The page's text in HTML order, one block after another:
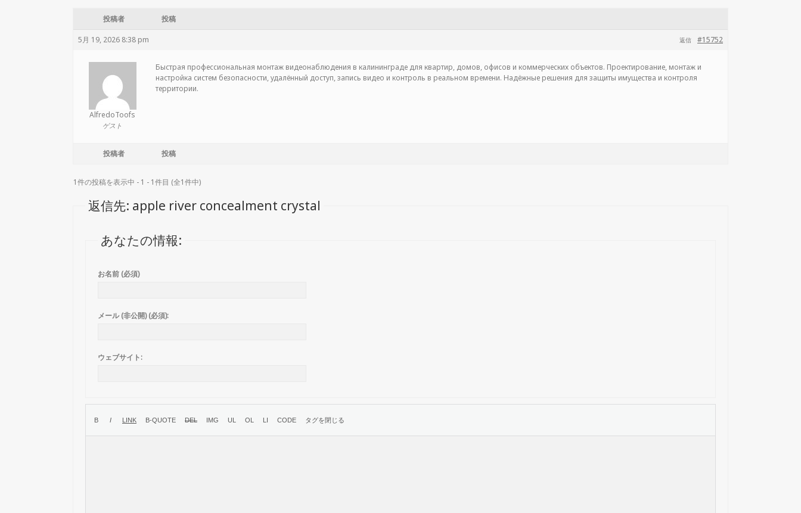
投稿者 投稿
5月 19, 2026 8:38 pm #15752
返信
AlfredoToofs
ゲスト
Быстрая профессиональная монтаж видеонаблюдения в калининграде для квартир, домов, офисов и коммерческих объектов. Проектирование, монтаж и
настройка систем безопасности, удалённый доступ, запись видео и контроль в реальном времени. Надёжные решения для защиты имущества и контроля
территории.
投稿者 投稿
1件の投稿を表示中 - 1 - 1件目 (全1件中)
返信先: apple river concealment crystal
あなたの情報:
お名前 (必須)
メール (非公開) (必須):
ウェブサイト: